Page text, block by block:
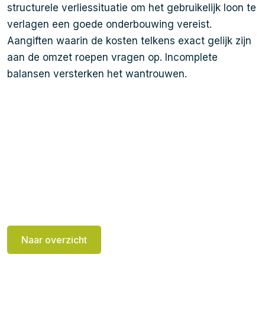
structurele verliessituatie om het gebruikelijk loon te
verlagen een goede onderbouwing vereist.
Aangiften waarin de kosten telkens exact gelijk zijn
aan de omzet roepen vragen op. Incomplete
balansen versterken het wantrouwen.
Naar overzicht